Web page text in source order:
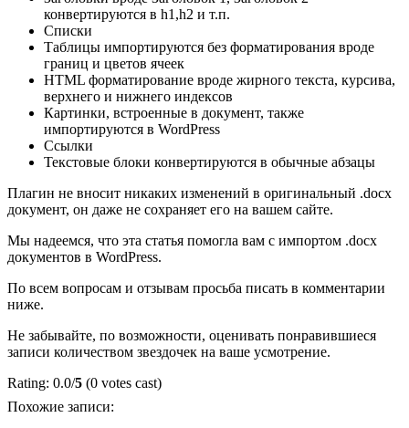
конвертируются в h1,h2 и т.п.
Списки
Таблицы импортируются без форматирования вроде
границ и цветов ячеек
HTML форматирование вроде жирного текста, курсива,
верхнего и нижнего индексов
Картинки, встроенные в документ, также
импортируются в WordPress
Ссылки
Текстовые блоки конвертируются в обычные абзацы
Плагин не вносит никаких изменений в оригинальный .docx
документ, он даже не сохраняет его на вашем сайте.
Мы надеемся, что эта статья помогла вам с импортом .docx
документов в WordPress.
По всем вопросам и отзывам просьба писать в комментарии
ниже.
Не забывайте, по возможности, оценивать понравившиеся
записи количеством звездочек на ваше усмотрение.
Rating: 0.0/5 (0 votes cast)
Похожие записи: